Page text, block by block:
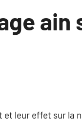
ain
et leur effet sur la